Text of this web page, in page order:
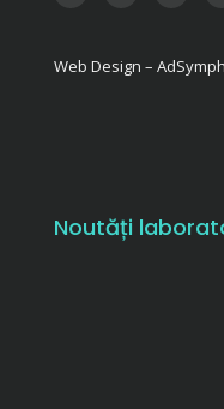
Web Design –
Noutăți